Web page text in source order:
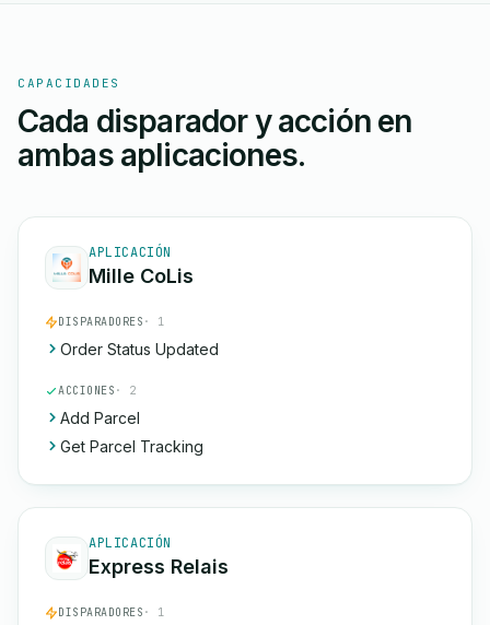
CAPACIDADES
Cada disparador y acción en
ambas aplicaciones.
APLICACIÓN
Mille CoLis
DISPARADORES · 1
Order Status Updated
ACCIONES · 2
Add Parcel
Get Parcel Tracking
APLICACIÓN
Express Relais
DISPARADORES · 1